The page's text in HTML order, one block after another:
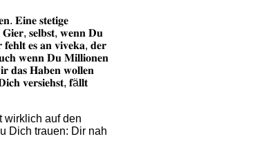
𝐄𝐢𝐧𝐞 𝐬𝐭𝐞𝐭𝐢𝐠𝐞
𝐆𝐢𝐞𝐫, 𝐬𝐞𝐥𝐛𝐬𝐭, 𝐰𝐞𝐧𝐧 𝐃𝐮
𝐞𝐬 𝐚𝐧 𝐯𝐢𝐯𝐞𝐤𝐚, 𝐝𝐞𝐫
𝐰𝐞𝐧𝐧 𝐃𝐮 𝐌𝐢𝐥𝐥𝐢𝐨𝐧𝐞𝐧
𝐝𝐚𝐬 𝐇𝐚𝐛𝐞𝐧 𝐰𝐨𝐥𝐥𝐞𝐧
𝐯𝐞𝐫𝐬𝐢𝐞𝐡𝐬𝐭, 𝐟ä𝐥𝐥𝐭
wirklich auf den
Dich trauen: Dir nah